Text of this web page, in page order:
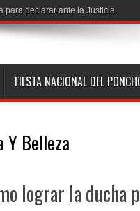
para declarar ante la Justicia
FIESTA NACIONAL DEL
Y Belleza
lograr la ducha